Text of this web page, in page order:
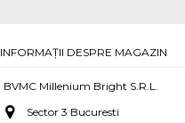
INFORMAȚII DESPRE MAGAZIN
BVMC Millenium Bright S.R.L.
Sector 3 Bucuresti